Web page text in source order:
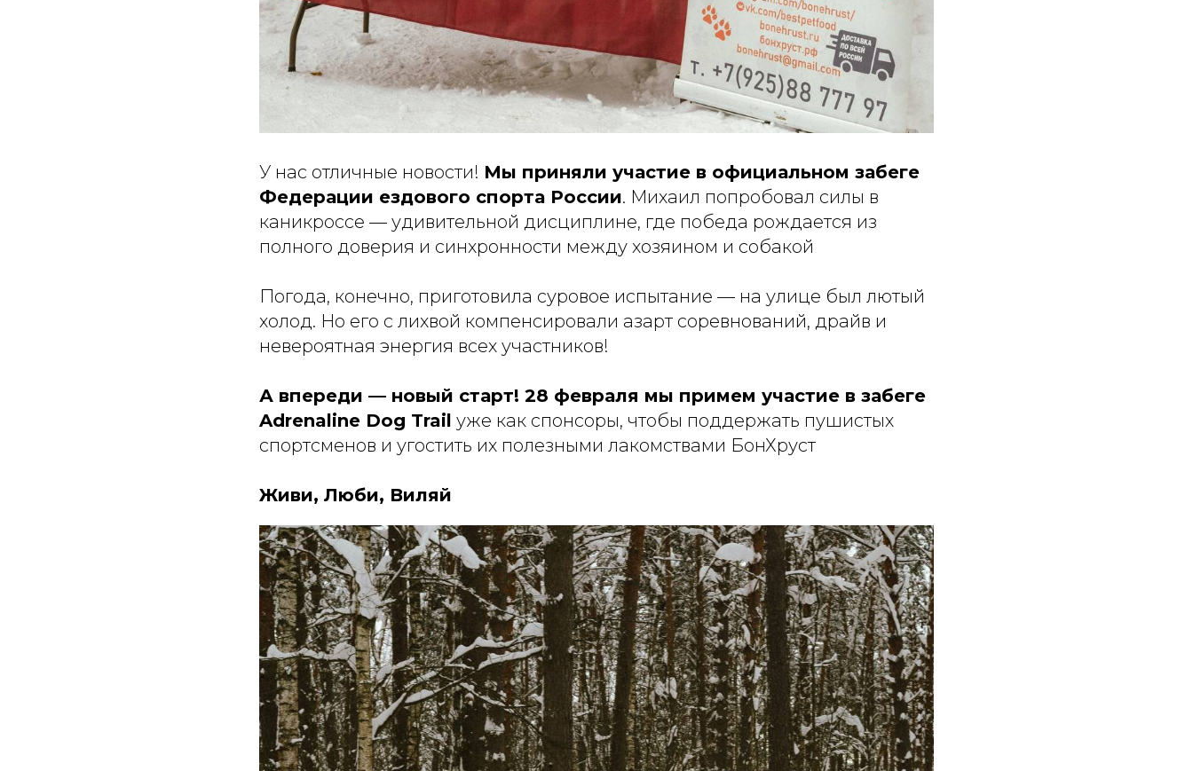
У нас отличные новости! Мы приняли участие в официальном забеге
Федерации ездового спорта России. Михаил попробовал силы в
каникроссе — удивительной дисциплине, где победа рождается из
полного доверия и синхронности между хозяином и собакой
Погода, конечно, приготовила суровое испытание — на улице был лютый
холод. Но его с лихвой компенсировали азарт соревнований, драйв и
невероятная энергия всех участников!
А впереди — новый старт! 28 февраля мы примем участие в забеге
Adrenaline Dog Trail уже как спонсоры, чтобы поддержать пушистых
спортсменов и угостить их полезными лакомствами БонХруст
Живи, Люби, Виляй